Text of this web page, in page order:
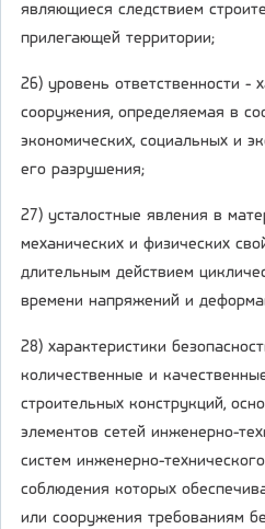
являющиеся следствием
прилегающей территории;
26) уровень ответственности -
сооружения, определяемая в
экономических, социальных и
его разрушения;
27) усталостные явления в
механических и физических
длительным действием
времени напряжений и
28) характеристики
количественные и
строительных конструкций,
элементов сетей инженерно-
систем инженерно-
соблюдения которых
или сооружения требованиям